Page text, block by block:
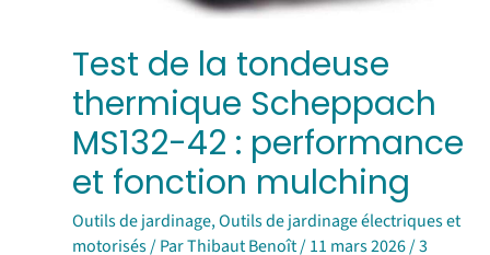
Test de la tondeuse
thermique Scheppach
MS132-42 : performance
et fonction mulching
Outils de jardinage,Outils de jardinage électriques et
motorisés/ ParThibaut Benoît/11 mars 2026/3